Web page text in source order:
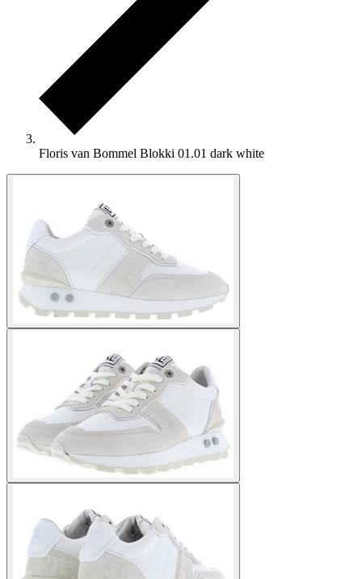
Floris van Bommel Blokki 01.01 dark white